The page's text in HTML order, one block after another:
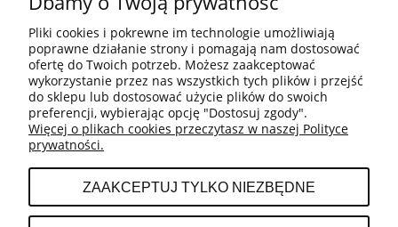
BESTSELLERY
MOJE KONTO
INFORMACJE
Pliki cookies i pokrewne im technologie umożliwiają
poprawne działanie strony i pomagają nam dostosować
ofertę do Twoich potrzeb. Możesz zaakceptować
wykorzystanie przez nas wszystkich tych plików i przejść
do sklepu lub dostosować użycie plików do swoich
preferencji, wybierając opcję "Dostosuj zgody".
Więcej o plikach cookies przeczytasz w naszej Polityce
prywatności.
ZAAKCEPTUJ TYLKO NIEZBĘDNE